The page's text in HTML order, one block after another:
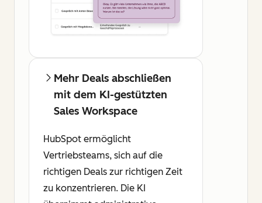
Mehr Deals abschließen
mit dem KI-gestützten
Sales Workspace
HubSpot ermöglicht
Vertriebsteams, sich auf die
richtigen Deals zur richtigen Zeit
zu konzentrieren. Die KI